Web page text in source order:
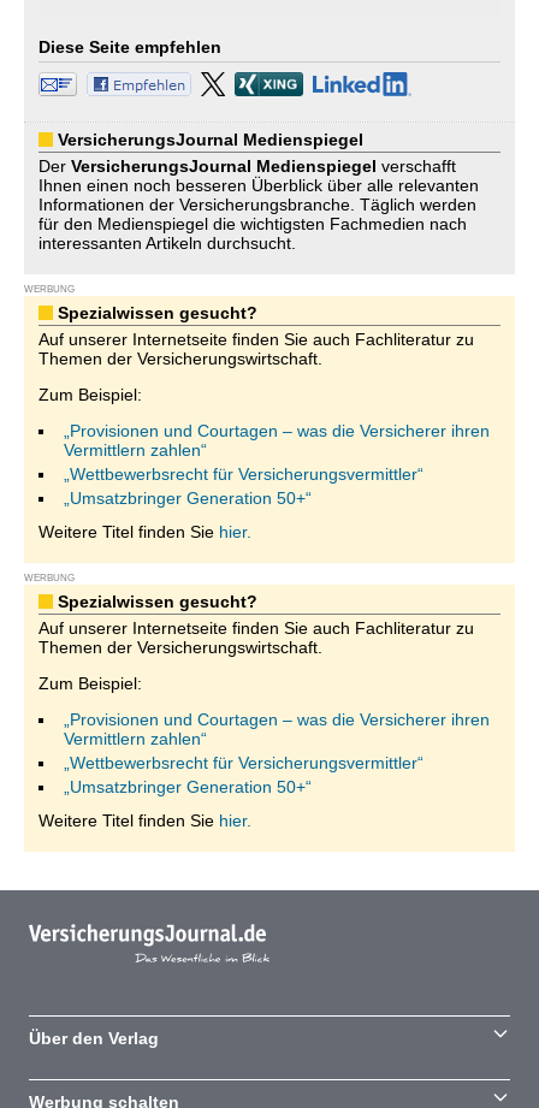
Diese Seite empfehlen
VersicherungsJournal Medienspiegel
Der VersicherungsJournal Medienspiegel verschafft
Ihnen einen noch besseren Überblick über alle relevanten
Informationen der Versicherungsbranche. Täglich werden
für den Medienspiegel die wichtigsten Fachmedien nach
interessanten Artikeln durchsucht.
WERBUNG
Spezialwissen gesucht?
Auf unserer Internetseite finden Sie auch Fachliteratur zu
Themen der Versicherungswirtschaft.
Zum Beispiel:
„Provisionen und Courtagen – was die Versicherer ihren
Vermittlern zahlen“
„Wettbewerbsrecht für Versicherungsvermittler“
„Umsatzbringer Generation 50+“
Weitere Titel finden Sie hier.
WERBUNG
Spezialwissen gesucht?
Auf unserer Internetseite finden Sie auch Fachliteratur zu
Themen der Versicherungswirtschaft.
Zum Beispiel:
„Provisionen und Courtagen – was die Versicherer ihren
Vermittlern zahlen“
„Wettbewerbsrecht für Versicherungsvermittler“
„Umsatzbringer Generation 50+“
Weitere Titel finden Sie hier.
Über den Verlag
Werbung schalten